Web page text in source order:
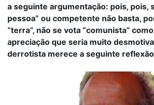
a seguinte argumentação: pois, pois,
pessoa” ou competente não basta,
“terra”, não se vota “comunista”
apreciação que seria muito
derrotista merece a seguinte